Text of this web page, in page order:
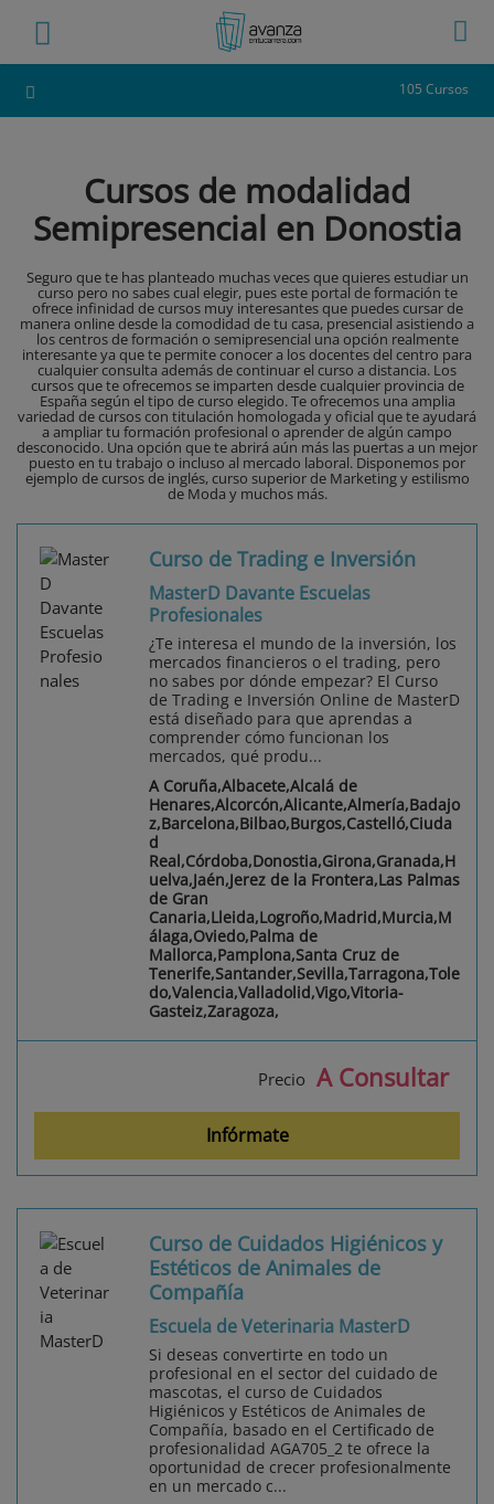
105 Cursos
Cursos de modalidad
Semipresencial en Donostia
Seguro que te has planteado muchas veces que quieres estudiar un
curso pero no sabes cual elegir, pues este portal de formación te
ofrece infinidad de cursos muy interesantes que puedes cursar de
manera online desde la comodidad de tu casa, presencial asistiendo a
los centros de formación o semipresencial una opción realmente
interesante ya que te permite conocer a los docentes del centro para
cualquier consulta además de continuar el curso a distancia. Los
cursos que te ofrecemos se imparten desde cualquier provincia de
España según el tipo de curso elegido. Te ofrecemos una amplia
variedad de cursos con titulación homologada y oficial que te ayudará
a ampliar tu formación profesional o aprender de algún campo
desconocido. Una opción que te abrirá aún más las puertas a un mejor
puesto en tu trabajo o incluso al mercado laboral. Disponemos por
ejemplo de cursos de inglés, curso superior de Marketing y estilismo
de Moda y muchos más.
Curso de Trading e Inversión
MasterD Davante Escuelas
Profesionales
¿Te interesa el mundo de la inversión, los
mercados financieros o el trading, pero
no sabes por dónde empezar? El Curso
de Trading e Inversión Online de MasterD
está diseñado para que aprendas a
comprender cómo funcionan los
mercados, qué produ...
A Coruña,Albacete,Alcalá de
Henares,Alcorcón,Alicante,Almería,Badajo
z,Barcelona,Bilbao,Burgos,Castelló,Ciuda
d
Real,Córdoba,Donostia,Girona,Granada,H
uelva,Jaén,Jerez de la Frontera,Las Palmas
de Gran
Canaria,Lleida,Logroño,Madrid,Murcia,M
álaga,Oviedo,Palma de
Mallorca,Pamplona,Santa Cruz de
Tenerife,Santander,Sevilla,Tarragona,Tole
do,Valencia,Valladolid,Vigo,Vitoria-
Gasteiz,Zaragoza,
Precio A Consultar
Infórmate
Curso de Cuidados Higiénicos y
Estéticos de Animales de
Compañía
Escuela de Veterinaria MasterD
Si deseas convertirte en todo un
profesional en el sector del cuidado de
mascotas, el curso de Cuidados
Higiénicos y Estéticos de Animales de
Compañía, basado en el Certificado de
profesionalidad AGA705_2 te ofrece la
oportunidad de crecer profesionalmente
en un mercado c...